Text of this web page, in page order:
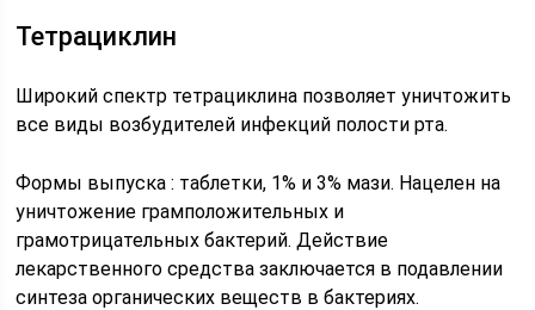
Тетрациклин
Широкий спектр тетрациклина позволяет уничтожить
все виды возбудителей инфекций полости рта.
Формы выпуска : таблетки, 1% и 3% мази. Нацелен на
уничтожение грамположительных и
грамотрицательных бактерий. Действие
лекарственного средства заключается в подавлении
синтеза органических веществ в бактериях.